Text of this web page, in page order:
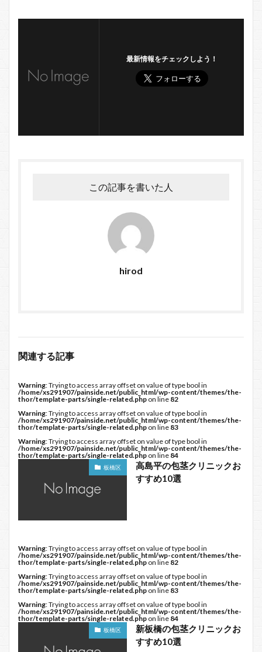
最新情報をチェックしよう！
この記事を書いた人
hirod
関連する記事
Warning: Trying to access array offset on value of type bool in
/home/xs291907/painside.net/public_html/wp-content/themes/the-
thor/template-parts/single-related.php on line 82
Warning: Trying to access array offset on value of type bool in
/home/xs291907/painside.net/public_html/wp-content/themes/the-
thor/template-parts/single-related.php on line 83
Warning: Trying to access array offset on value of type bool in
/home/xs291907/painside.net/public_html/wp-content/themes/the-
thor/template-parts/single-related.php on line 84
板橋区
高島平の包茎クリニックお
すすめ10選
Warning: Trying to access array offset on value of type bool in
/home/xs291907/painside.net/public_html/wp-content/themes/the-
thor/template-parts/single-related.php on line 82
Warning: Trying to access array offset on value of type bool in
/home/xs291907/painside.net/public_html/wp-content/themes/the-
thor/template-parts/single-related.php on line 83
Warning: Trying to access array offset on value of type bool in
/home/xs291907/painside.net/public_html/wp-content/themes/the-
thor/template-parts/single-related.php on line 84
板橋区
新板橋の包茎クリニックお
すすめ10選